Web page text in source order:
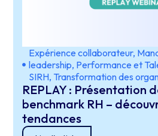
Expérience collaborateur,
leadership, Performance et
SIRH, Transformation des
REPLAY : Présentation
benchmark RH –
tendances